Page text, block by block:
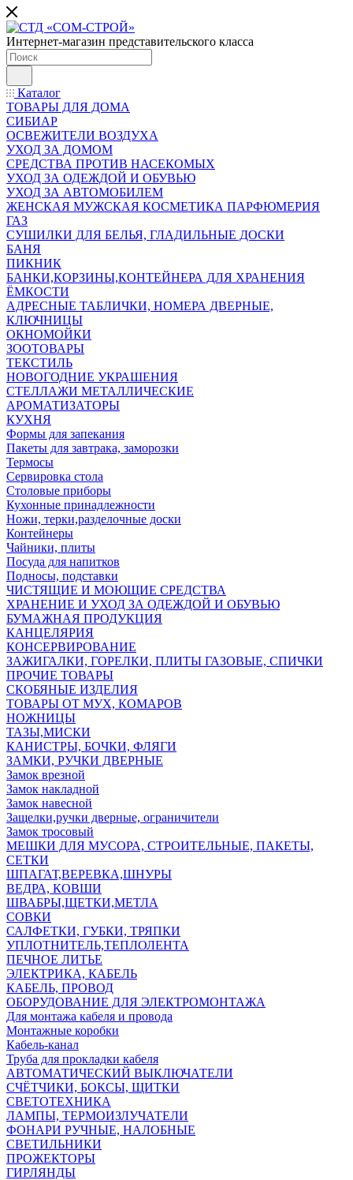
Интернет-магазин представительского класса
Каталог
ТОВАРЫ ДЛЯ ДОМА
СИБИАР
ОСВЕЖИТЕЛИ ВОЗДУХА
УХОД ЗА ДОМОМ
СРЕДСТВА ПРОТИВ НАСЕКОМЫХ
УХОД ЗА ОДЕЖДОЙ И ОБУВЬЮ
УХОД ЗА АВТОМОБИЛЕМ
ЖЕНСКАЯ МУЖСКАЯ КОСМЕТИКА ПАРФЮМЕРИЯ
ГАЗ
СУШИЛКИ ДЛЯ БЕЛЬЯ, ГЛАДИЛЬНЫЕ ДОСКИ
БАНЯ
ПИКНИК
БАНКИ,КОРЗИНЫ,КОНТЕЙНЕРА ДЛЯ ХРАНЕНИЯ
ЁМКОСТИ
АДРЕСНЫЕ ТАБЛИЧКИ, НОМЕРА ДВЕРНЫЕ,
КЛЮЧНИЦЫ
ОКНОМОЙКИ
ЗООТОВАРЫ
ТЕКСТИЛЬ
НОВОГОДНИЕ УКРАШЕНИЯ
СТЕЛЛАЖИ МЕТАЛЛИЧЕСКИЕ
АРОМАТИЗАТОРЫ
КУХНЯ
Формы для запекания
Пакеты для завтрака, заморозки
Термосы
Сервировка стола
Столовые приборы
Кухонные принадлежности
Ножи, терки,разделочные доски
Контейнеры
Чайники, плиты
Посуда для напитков
Подносы, подставки
ЧИСТЯЩИЕ И МОЮЩИЕ СРЕДСТВА
ХРАНЕНИЕ И УХОД ЗА ОДЕЖДОЙ И ОБУВЬЮ
БУМАЖНАЯ ПРОДУКЦИЯ
КАНЦЕЛЯРИЯ
КОНСЕРВИРОВАНИЕ
ЗАЖИГАЛКИ, ГОРЕЛКИ, ПЛИТЫ ГАЗОВЫЕ, СПИЧКИ
ПРОЧИЕ ТОВАРЫ
СКОБЯНЫЕ ИЗДЕЛИЯ
ТОВАРЫ ОТ МУХ, КОМАРОВ
НОЖНИЦЫ
ТАЗЫ,МИСКИ
КАНИСТРЫ, БОЧКИ, ФЛЯГИ
ЗАМКИ, РУЧКИ ДВЕРНЫЕ
Замок врезной
Замок накладной
Замок навесной
Защелки,ручки дверные, ограничители
Замок тросовый
МЕШКИ ДЛЯ МУСОРА, СТРОИТЕЛЬНЫЕ, ПАКЕТЫ,
СЕТКИ
ШПАГАТ,ВЕРЕВКА,ШНУРЫ
ВЕДРА, КОВШИ
ШВАБРЫ,ЩЕТКИ,МЕТЛА
СОВКИ
САЛФЕТКИ, ГУБКИ, ТРЯПКИ
УПЛОТНИТЕЛЬ,ТЕПЛОЛЕНТА
ПЕЧНОЕ ЛИТЬЕ
ЭЛЕКТРИКА, КАБЕЛЬ
КАБЕЛЬ, ПРОВОД
ОБОРУДОВАНИЕ ДЛЯ ЭЛЕКТРОМОНТАЖА
Для монтажа кабеля и провода
Монтажные коробки
Кабель-канал
Труба для прокладки кабеля
АВТОМАТИЧЕСКИЙ ВЫКЛЮЧАТЕЛИ
СЧЁТЧИКИ, БОКСЫ, ЩИТКИ
СВЕТОТЕХНИКА
ЛАМПЫ, ТЕРМОИЗЛУЧАТЕЛИ
ФОНАРИ РУЧНЫЕ, НАЛОБНЫЕ
СВЕТИЛЬНИКИ
ПРОЖЕКТОРЫ
ГИРЛЯНДЫ